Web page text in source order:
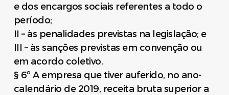
e dos encargos sociais referentes a todo o
período;
II – às penalidades previstas na legislação; e
III – às sanções previstas em convenção ou
em acordo coletivo.
§ 6º A empresa que tiver auferido, no ano-
calendário de 2019, receita bruta superior a